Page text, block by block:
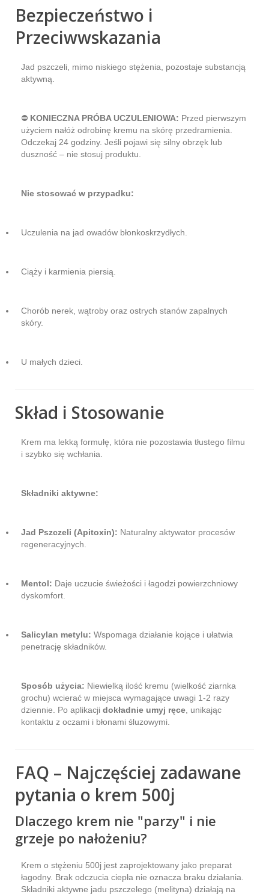
Bezpieczeństwo i
Przeciwwskazania
Jad pszczeli, mimo niskiego stężenia, pozostaje substancją
aktywną.
⛔ KONIECZNA PRÓBA UCZULENIOWA: Przed pierwszym
użyciem nałóż odrobinę kremu na skórę przedramienia.
Odczekaj 24 godziny. Jeśli pojawi się silny obrzęk lub
duszność – nie stosuj produktu.
Nie stosować w przypadku:
Uczulenia na jad owadów błonkoskrzydłych.
Ciąży i karmienia piersią.
Chorób nerek, wątroby oraz ostrych stanów zapalnych
skóry.
U małych dzieci.
Skład i Stosowanie
Krem ma lekką formułę, która nie pozostawia tłustego filmu
i szybko się wchłania.
Składniki aktywne:
Jad Pszczeli (Apitoxin): Naturalny aktywator procesów
regeneracyjnych.
Mentol: Daje uczucie świeżości i łagodzi powierzchniowy
dyskomfort.
Salicylan metylu: Wspomaga działanie kojące i ułatwia
penetrację składników.
Sposób użycia: Niewielką ilość kremu (wielkość ziarnka
grochu) wcierać w miejsca wymagające uwagi 1-2 razy
dziennie. Po aplikacji dokładnie umyj ręce , unikając
kontaktu z oczami i błonami śluzowymi.
FAQ – Najczęściej zadawane
pytania o krem 500j
Dlaczego krem nie "parzy" i nie
grzeje po nałożeniu?
Krem o stężeniu 500j jest zaprojektowany jako preparat
łagodny. Brak odczucia ciepła nie oznacza braku działania.
Składniki aktywne jadu pszczelego (melityna) działają na